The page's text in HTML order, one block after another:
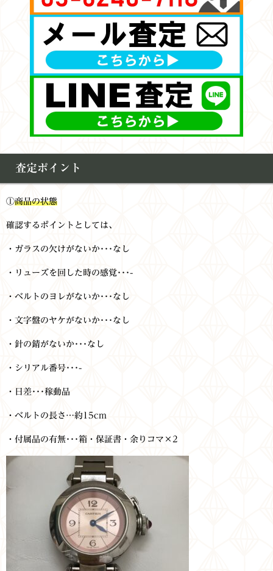
査定ポイント
①商品の状態
確認するポイントとしては、
・ガラスの欠けがないか･･･なし
・リューズを回した時の感覚･･･-
・ベルトのヨレがないか･･･なし
・文字盤のヤケがないか･･･なし
・針の錆がないか･･･なし
・シリアル番号･･･-
・日差･･･稼動品
・ベルトの長さ…約15cm
・付属品の有無･･･箱・保証書・余りコマ×2